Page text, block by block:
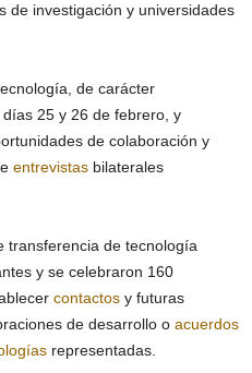
de investigación y universidades
de carácter
25 y 26 de febrero, y
de colaboración y
entrevistas bilaterales
transferencia de tecnología
y se celebraron 160
contactos y futuras
de desarrollo o acuerdos
representadas.